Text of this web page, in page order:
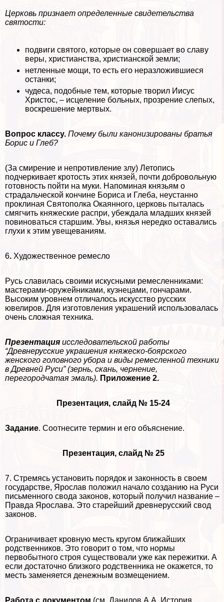
Церковь признает определенные свидетельства
святости:
подвиги святого, которые он совершает во славу
веры, христианства, христианской земли;
нетленные мощи, то есть его неразложившиеся
останки;
чудеса, подобные тем, которые творил Иисус
Христос, – исцеление больных, прозрение слепых,
воскрешение мертвых.
Вопрос классу. Почему были канонизированы братья
Борис и Глеб?
(За смирение и непротивление злу) Летопись
подчеркивает кротость этих князей, почти добровольную
готовность пойти на муки. Напоминая князьям о
страдальческой кончине Бориса и Глеба, неустанно
проклиная Святополка Окаянного, церковь пыталась
смягчить княжеские распри, убеждала младших князей
повиноваться старшим. Увы, князья нередко оставались
глухи к этим увещеваниям.
6. Художественное ремесло
Русь славилась своими искусными ремесленниками:
мастерами-оружейниками, кузнецами, гончарами.
Высоким уровнем отличалось искусство русских
ювелиров. Для изготовления украшений использовалась
очень сложная техника.
Презентация исследовательской работы
“Древнерусские украшения княжеско-боярского
женского головного убора и виды ремесленной техники
в Древней Руси” (зернь, скань, чернение,
перегородчатая эмаль). Приложение 2.
Презентация, слайд № 15-24
Задание. Соотнесите термин и его объяснение.
Презентация, слайд № 25
7. Стремясь установить порядок и законность в своем
государстве, Ярослав положил начало созданию на Руси
письменного свода законов, который получил название –
Правда Ярослава. Это старейший древнерусский свод
законов.
Ограничивает кровную месть кругом ближайших
родственников. Это говорит о том, что нормы
первобытного строя существовали уже как пережитки. А
если достаточно близкого родственника не окажется, то
месть заменяется денежным возмещением.
Работа с документом (см. Данилов А.А. История